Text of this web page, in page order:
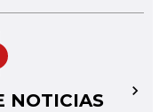
NOTICIAS →